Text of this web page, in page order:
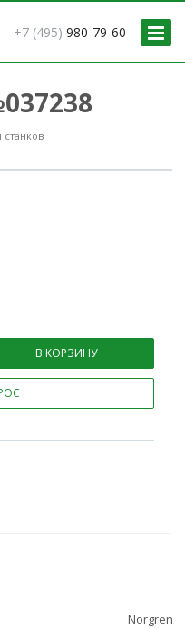
+7 (495) 980-79-60
станков
В КОРЗИНУ
Norgren